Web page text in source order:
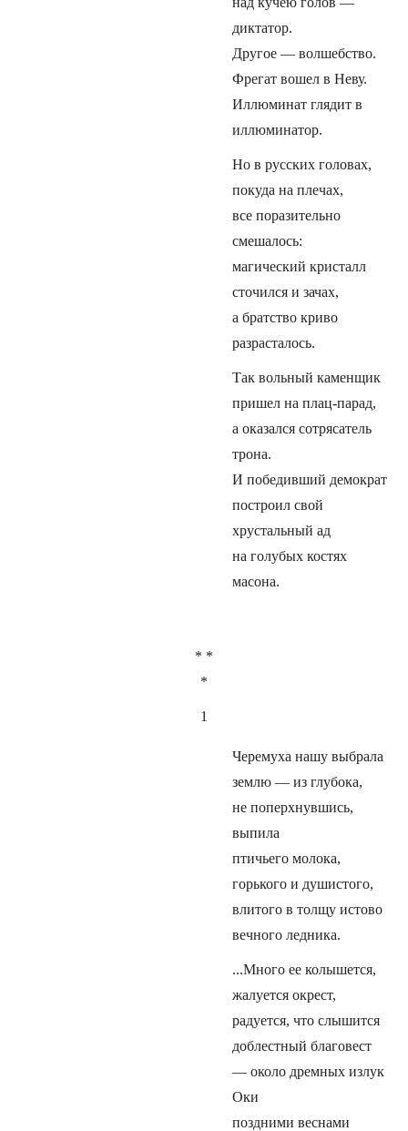
диктатор.
Другое — волшебство.
Фрегат вошел в Неву.
Иллюминат глядит в
иллюминатор.
Но в русских головах,
покуда на плечах,
все поразительно
смешалось:
магический кристалл
сточился и зачах,
а братство криво
разрасталось.
Так вольный каменщик
пришел на плац-парад,
а оказался сотрясатель
трона.
И победивший демократ
построил свой
хрустальный ад
на голубых костях
масона.
* *
*
1
Черемуха нашу выбрала
землю — из глубока,
не поперхнувшись,
выпила
птичьего молока,
горького и душистого,
влитого в толщу истово
вечного ледника.
...Много ее колышется,
жалуется окрест,
радуется, что слышится
доблестный благовест
— около дремных излук
Оки
поздними веснами